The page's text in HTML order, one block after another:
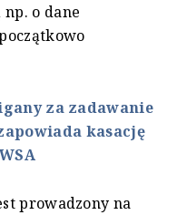
o dane
za zadawanie
kasację
prowadzony na